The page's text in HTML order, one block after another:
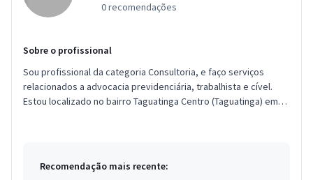
0 recomendações
Sobre o profissional
Sou profissional da categoria Consultoria, e faço serviços
relacionados a advocacia previdenciária, trabalhista e cível.
Estou localizado no bairro Taguatinga Centro (Taguatinga) em
Recomendação mais recente: